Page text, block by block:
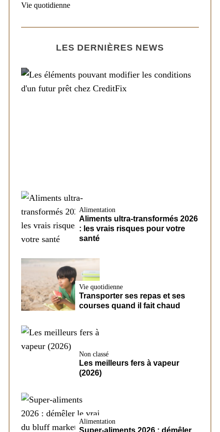
Vie quotidienne
LES DERNIÈRES NEWS
Alimentation
Aliments ultra-transformés 2026
: les vrais risques pour votre
santé
Vie quotidienne
Transporter ses repas et ses
courses quand il fait chaud
Non classé
Les meilleurs fers à vapeur
(2026)
Alimentation
Super-aliments 2026 : démêler